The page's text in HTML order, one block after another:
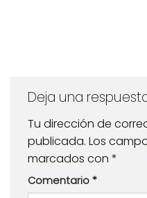
Deja una
Tu dirección de
publicada. Los
marcados con *
Comentario *